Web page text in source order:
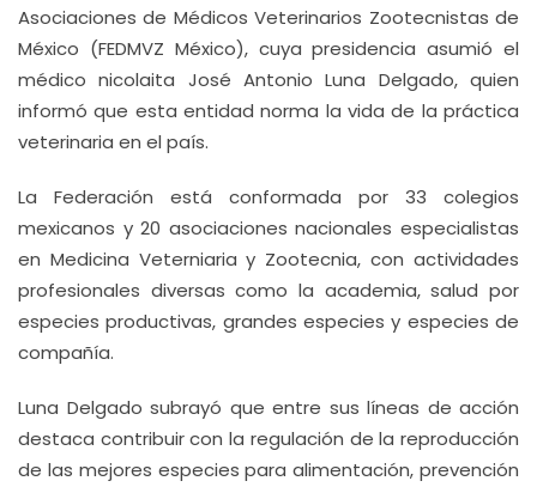
Asociaciones de Médicos Veterinarios Zootecnistas de
México (FEDMVZ México), cuya presidencia asumió el
médico nicolaita José Antonio Luna Delgado, quien
informó que esta entidad norma la vida de la práctica
veterinaria en el país.
La Federación está conformada por 33 colegios
mexicanos y 20 asociaciones nacionales especialistas
en Medicina Veterniaria y Zootecnia, con actividades
profesionales diversas como la academia, salud por
especies productivas, grandes especies y especies de
compañía.
Luna Delgado subrayó que entre sus líneas de acción
destaca contribuir con la regulación de la reproducción
de las mejores especies para alimentación, prevención